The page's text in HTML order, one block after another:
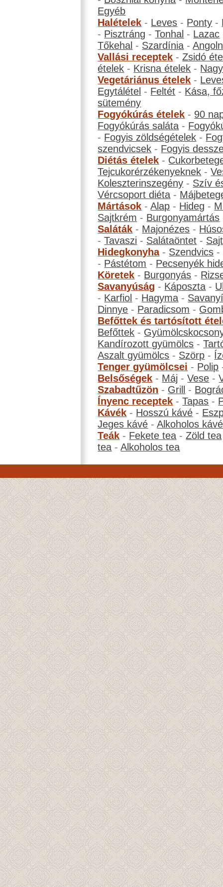
Egyéb
Halételek - Leves - Ponty -
- Pisztráng -Tonhal - Lazac
Tőkehal - Szardínia -
Vallási receptek -Zsidó
ételek - Krisna ételek -
Vegetáriánus ételek -
Egytálétel - Feltét - Kása,
sütemény
Fogyókúrás ételek - 90
Fogyókúrás saláta -
- Fogyis zöldségételek -
szendvicsek - Fogyis
Diétás ételek -
Tejcukorérzékenyeknek -
Koleszterinszegény - Szív
Vércsoport diéta -
Mártások -Alap - Hideg -
Sajtkrém - Burgonyamártás
Saláták - Majonézes -
-Tavaszi - Salátaöntet -
Hidegkonyha- Szendvics -
- Pástétom - Pecsenyék
Köretek - Burgonyás -
Savanyúság - Káposzta -
- Karfiol - Hagyma -
Dinnye - Paradicsom -
Befőttek és tartósított
Befőttek -
Kandírozott gyümölcs -
Aszalt gyümölcs - Szörp -
Tenger gyümölcsei - Polip
Belsőségek - Máj -Vese -
Szabadtűzön - Grill -
Ínyenc receptek -Tapas -
Kávék - Hosszú kávé -
Jeges kávé -Alkoholos kávé
Teák - Fekete tea -Zöld tea
tea -Alkoholos tea